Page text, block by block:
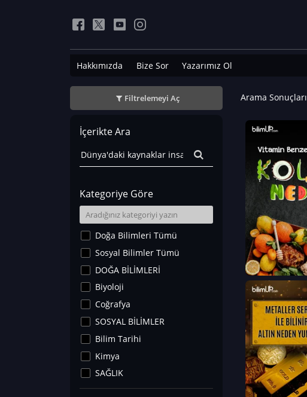
Hakkımızda Bize Sor Yazarımız Ol
Filtrelemeyi Aç
İçerikte Ara
Kategoriye Göre
Doğa Bilimleri Tümü
Sosyal Bilimler Tümü
DOĞA BİLİMLERİ
Biyoloji
Coğrafya
SOSYAL BİLİMLER
Bilim Tarihi
Kimya
SAĞLIK
Sanat Tarihi
Arama Sonuçları